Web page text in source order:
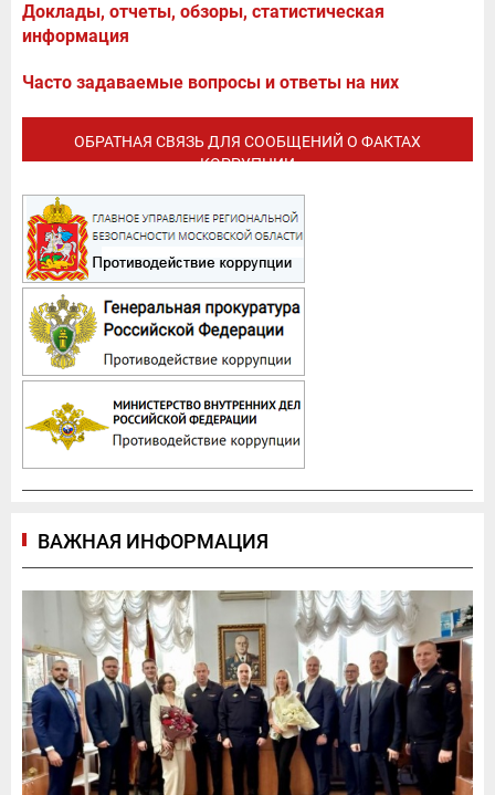
Доклады, отчеты, обзоры, статистическая
информация
Часто задаваемые вопросы и ответы на них
ОБРАТНАЯ СВЯЗЬ ДЛЯ СООБЩЕНИЙ О ФАКТАХ
КОРРУПЦИИ
ВАЖНАЯ ИНФОРМАЦИЯ